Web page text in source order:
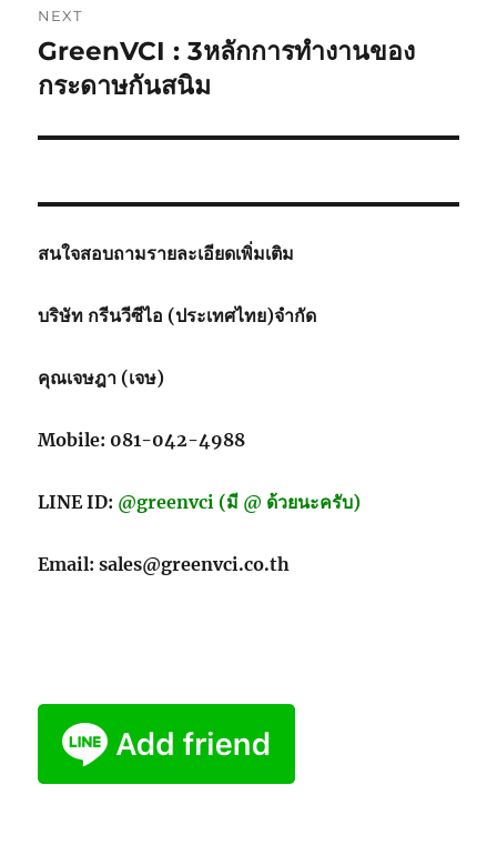
NEXT
Next
post:
GreenVCI : 3หลักการทำงานของ
กระดาษกันสนิม
สนใจสอบถามรายละเอียดเพิ่มเติม
บริษัท กรีนวีซีไอ (ประเทศไทย)จำกัด
คุณเจษฎา (เจษ)
Mobile: 081-042-4988
LINE ID: @greenvci (มี @ ด้วยนะครับ)
Email: sales@greenvci.co.th